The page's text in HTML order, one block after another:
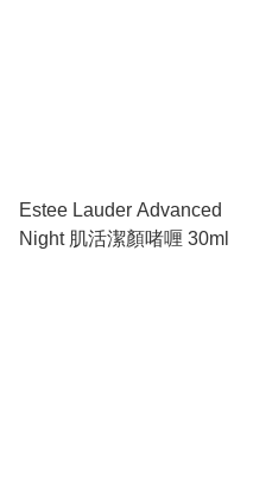
Estee Lauder Advanced
Night 肌活潔顏啫喱 30ml